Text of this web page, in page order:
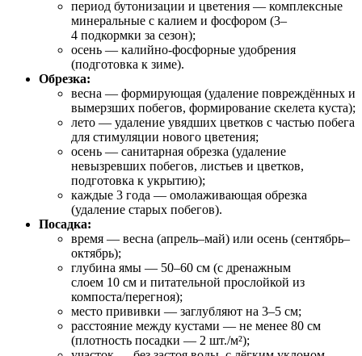
период бутонизации и цветения — комплексные
минеральные с калием и фосфором (3–
4 подкормки за сезон);
осень — калийно‑фосфорные удобрения
(подготовка к зиме).
Обрезка:
весна — формирующая (удаление повреждённых и
вымерзших побегов, формирование скелета куста);
лето — удаление увядших цветков с частью побега
для стимуляции нового цветения;
осень — санитарная обрезка (удаление
невызревших побегов, листьев и цветков,
подготовка к укрытию);
каждые 3 года — омолаживающая обрезка
(удаление старых побегов).
Посадка:
время — весна (апрель–май) или осень (сентябрь–
октябрь);
глубина ямы — 50–60 см (с дренажным
слоем 10 см и питательной прослойкой из
компоста/перегноя);
место прививки — заглубляют на 3–5 см;
расстояние между кустами — не менее 80 см
(плотность посадки — 2 шт./м²);